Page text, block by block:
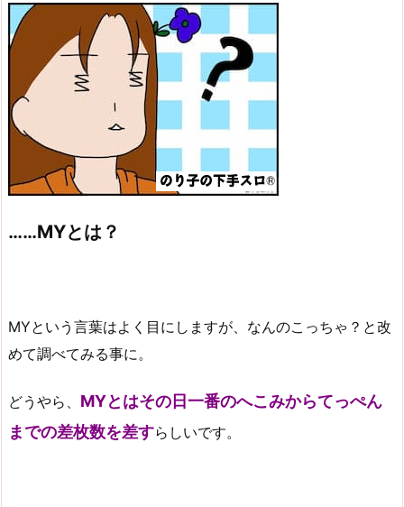
……MYとは？
MYという言葉はよく目にしますが、なんのこっちゃ？と改
めて調べてみる事に。
どうやら、 MYとはその日一番のへこみからてっぺん
までの差枚数を差すらしいです。